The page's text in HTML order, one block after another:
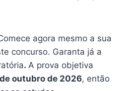
agora mesmo a sua
concurso. Garanta já a
. A prova objetiva
de outubro de 2026, então